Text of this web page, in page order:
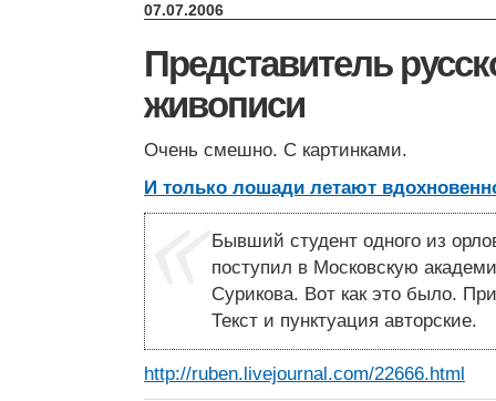
07.07.2006
Представитель
живописи
Очень смешно. С картинками.
И только лошади летают
Бывший студент одного из
поступил в Московскую
Сурикова. Вот как это было.
Текст и пунктуация авторские.
http://ruben.livejournal.com/22666.html